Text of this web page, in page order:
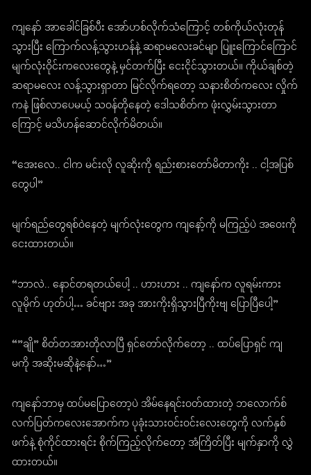
ကျနော် အာခေါင်ခြစ်ပီး အော်ဟစ်လိုက်သံကြောင့် တစ်ကိုယ်လုံးတုန်
သွားပြီး ကြောက်လန့်သွားဟန်နဲ့ ဆရာမလေးခင်မျာ ပြူးကြောင်ကြောင်
မျက်လုံးဝိုင်းကလေးတွေနဲ့ မှင်တက်ပြီး ငေးငိုင်သွားတယ်။ ကိုယ်ချစ်တဲ့
ဆရာမလေး လန့်သွားရှာတာ မြင်လိုက်ရတော့ သနားစိတ်ကလေး လှိုက်
ကနဲ ဖြစ်လာပေမယ့် သဝန်တိုနေတဲ့ ဒေါသစိတ်က ဖုံးလွှမ်းသွားတာ
ကြောင့် မသိဟန်ဆောင်လိုက်မိတယ်။
“အေးလေ.. ငါက မင်းလို လူဆိုးကို ရည်းစားတော်မိတာကိုး .. ငါ့အပြစ်
တွေပါ”
မျက်ရည်တွေရစ်ဝဲနေတဲ့ မျက်လုံးတွေက ကျနော့်ကို မကြည့်ပဲ အဝေးကို
ငေးထားတယ်။
“ဘာလဲ.. နောင်တရတယ်ပေါ့ .. ဟားဟား .. ကျနော်က လူရမ်းကား
လူမိုက် ဟုတ်ပါ့… ခင်ဗျား အခု အားကိုးရှိသွားပြီကိုးဗျ ပြောပြီပေါ့”
“”ချို” စိတ်တအားတိုလာပြီ ရှင်တော်လိုက်တော့ .. ထပ်ပြောရှင် ကျ
မကို အဆိုးမဆိုနဲ့နော်…”
ကျနော်ဘာမှ ထပ်မပြောတော့ပဲ အိမ်နေရင်းဝတ်ထားတဲ့ ဘလောက်စ်
လက်ပြတ်ကလေးအောက်က ပုခုံးသားဝင်းဝင်းလေးတွေကို လက်နှစ်
ဖက်နဲ့ စုံကိုင်ထားရင်း စိုက်ကြည့်လိုက်တော့ အံကြိတ်ပြီး မျက်နှာကို လွှဲ
ထားတယ်။